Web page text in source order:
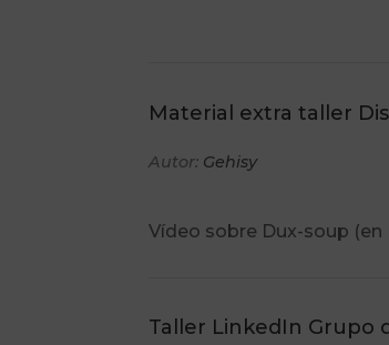
Material extra taller
Autor: Gehisy
Vídeo sobre Dux-soup (en
Taller LinkedIn Grupo